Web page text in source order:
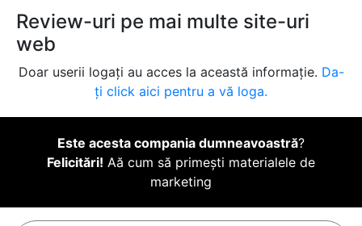
Review-uri pe mai multe site-uri
web
Doar userii logați au acces la această informație. Da-
ți click aici pentru a vă loga.
Este acesta compania dumneavoastră?
Felicitări! Aă cum să primești materialele de
marketing